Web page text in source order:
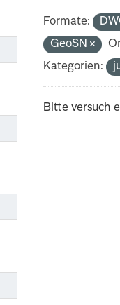
Formate:
GeoSN
Kategorien:
Bitte versuch